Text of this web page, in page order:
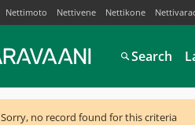
Nettimoto Nettivene Nettikone
Search
Sorry, no record found for this criteria